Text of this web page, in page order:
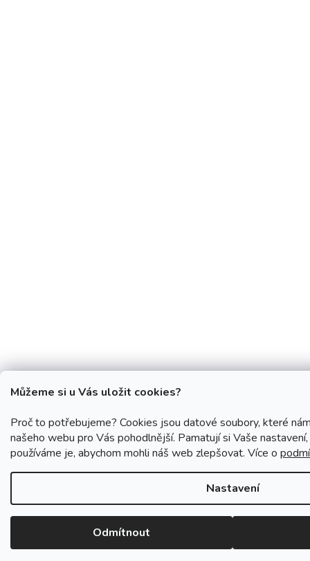
Můžeme si u Vás uložit cookies?
Proč to potřebujeme? Cookies jsou datové soubory, které
našeho webu pro Vás pohodlnější. Pamatují si Vaše
používáme je, abychom mohli náš web zlepšovat. Více o
Nastavení
Odmítnout